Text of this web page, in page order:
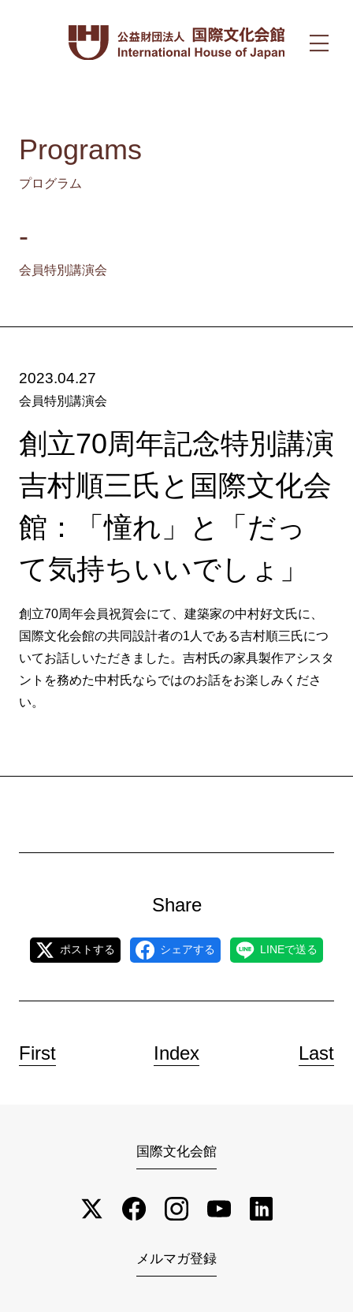
Programs
プログラム
-
会員特別講演会
2023.04.27
会員特別講演会
創立70周年記念特別講演
吉村順三氏と国際文化会
館：「憧れ」と「だっ
て気持ちいいでしょ」
創立70周年会員祝賀会にて、建築家の中村好文氏に、
国際文化会館の共同設計者の1人である吉村順三氏につ
いてお話しいただきました。吉村氏の家具製作アシスタ
ントを務めた中村氏ならではのお話をお楽しみくださ
い。
Share
ポストする シェアする LINEで送る
First Index Last
国際文化会館
メルマガ登録